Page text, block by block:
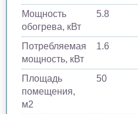
Мощность
обогрева, кВт
5.8
Потребляемая
мощность, кВт
1.6
Площадь
помещения,
м2
50